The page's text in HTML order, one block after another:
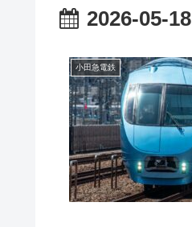
2026-05-18
小田急電鉄